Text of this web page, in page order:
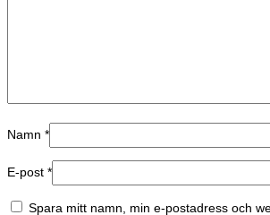
Namn *
E-post *
Spara mitt namn, min e-postadress och